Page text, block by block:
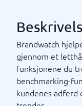
Brandwatch
gjennom et
funksjonene du
benchmarking-
kundenes adferd